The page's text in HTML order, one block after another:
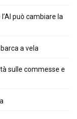
può cambiare la
a vela
sulle commesse e